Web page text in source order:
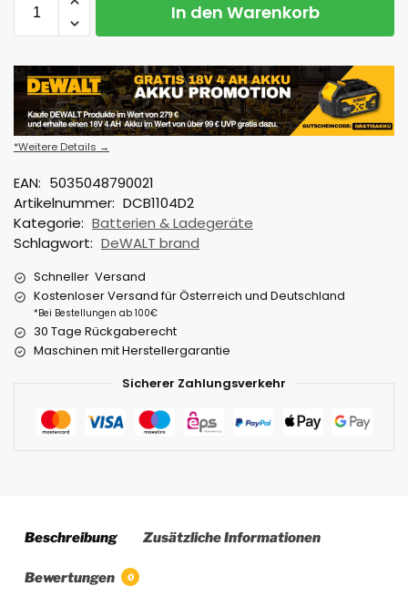
In den Warenkorb
*Weitere Details →
EAN: 5035048790021
Artikelnummer: DCB1104D2
Kategorie: Batterien & Ladegeräte
Schlagwort: DeWALT brand
Schneller Versand
Kostenloser Versand für Österreich und Deutschland
*Bei Bestellungen ab 100€
30 Tage Rückgaberecht
Maschinen mit Herstellergarantie
Sicherer Zahlungsverkehr
Beschreibung Zusätzliche Informationen
Bewertungen 0